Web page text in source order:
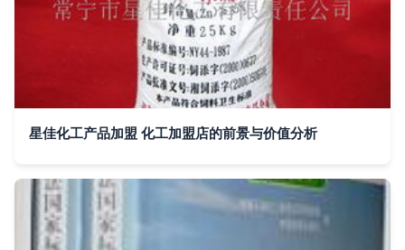
星佳化工产品加盟 化工加盟店的前景与价值分析